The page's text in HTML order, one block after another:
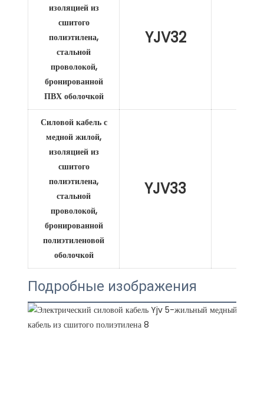
изоляцией из
сшитого
полиэтилена,
стальной
проволокой,
бронированной
ПВХ оболочкой
YJV32
Силовой кабель с
медной жилой,
изоляцией из
сшитого
полиэтилена,
стальной
проволокой,
бронированной
полиэтиленовой
оболочкой
YJV33
Подробные изображения